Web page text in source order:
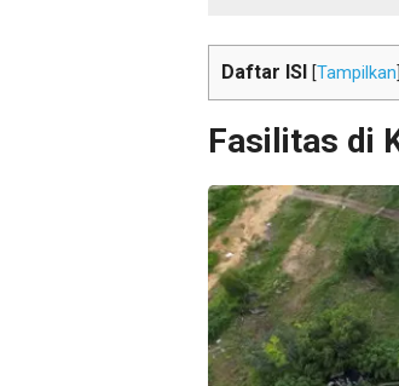
Daftar ISI Tampilkan
Fasilitas di